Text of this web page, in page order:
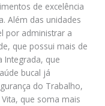
de excelência
Além das unidades
por administrar a
que possui mais de
Integrada, que
bucal já
do Trabalho,
que soma mais